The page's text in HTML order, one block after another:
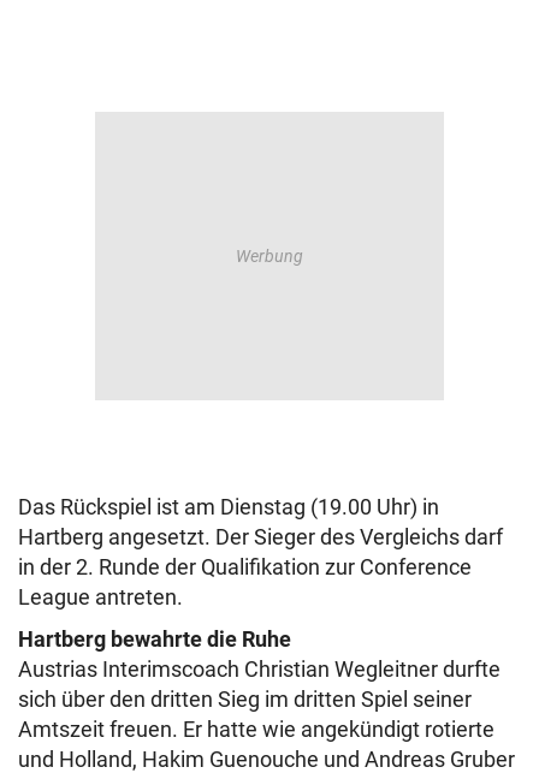
Das Rückspiel ist am Dienstag (19.00 Uhr) in
Hartberg angesetzt. Der Sieger des Vergleichs darf
in der 2. Runde der Qualifikation zur Conference
League antreten.
Hartberg bewahrte die Ruhe
Austrias Interimscoach Christian Wegleitner durfte
sich über den dritten Sieg im dritten Spiel seiner
Amtszeit freuen. Er hatte wie angekündigt rotierte
und Holland, Hakim Guenouche und Andreas Gruber